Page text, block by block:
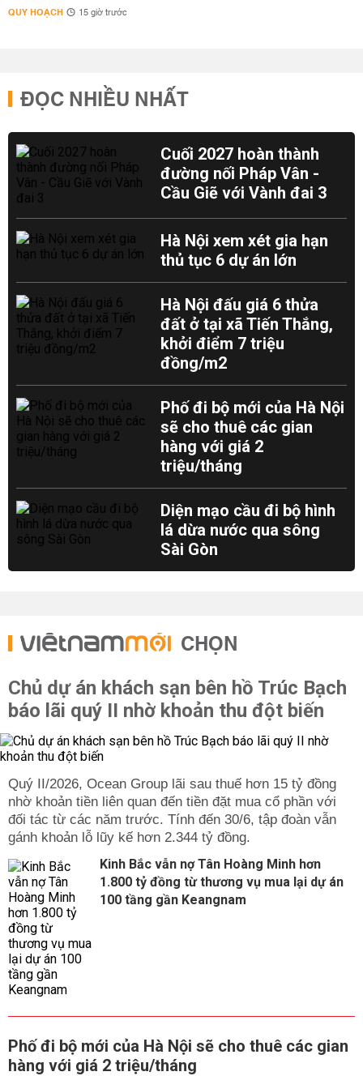
QUY HOẠCH 15 giờ trước
ĐỌC NHIỀU NHẤT
Cuối 2027 hoàn thành
đường nối Pháp Vân -
Cầu Giẽ với Vành đai 3
Hà Nội xem xét gia hạn
thủ tục 6 dự án lớn
Hà Nội đấu giá 6 thửa
đất ở tại xã Tiến Thắng,
khởi điểm 7 triệu
đồng/m2
Phố đi bộ mới của Hà Nội
sẽ cho thuê các gian
hàng với giá 2
triệu/tháng
Diện mạo cầu đi bộ hình
lá dừa nước qua sông
Sài Gòn
CHỌN
Chủ dự án khách sạn bên hồ Trúc Bạch
báo lãi quý II nhờ khoản thu đột biến
Quý II/2026, Ocean Group lãi sau thuế hơn 15 tỷ đồng
nhờ khoản tiền liên quan đến tiền đặt mua cổ phần với
đối tác từ các năm trước. Tính đến 30/6, tập đoàn vẫn
gánh khoản lỗ lũy kế hơn 2.344 tỷ đồng.
Kinh Bắc vẫn nợ Tân Hoàng Minh hơn
1.800 tỷ đồng từ thương vụ mua lại dự án
100 tầng gần Keangnam
Phố đi bộ mới của Hà Nội sẽ cho thuê các gian
hàng với giá 2 triệu/tháng